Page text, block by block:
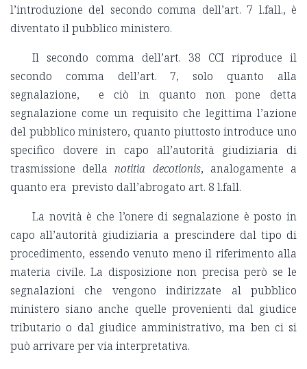
l’introduzione del secondo comma dell’art. 7 l.fall., è
diventato il pubblico ministero.
Il secondo comma dell’art. 38 CCI riproduce il
secondo comma dell’art. 7, solo quanto alla
segnalazione, e ciò in quanto non pone detta
segnalazione come un requisito che legittima l’azione
del pubblico ministero, quanto piuttosto introduce uno
specifico dovere in capo all’autorità giudiziaria di
trasmissione dellanotitia decotionis, analogamente a
quanto era previsto dall’abrogato art. 8 l.fall.
La novità è che l’onere di segnalazione è posto in
capo all’autorità giudiziaria a prescindere dal tipo di
procedimento, essendo venuto meno il riferimento alla
materia civile. La disposizione non precisa però se le
segnalazioni che vengono indirizzate al pubblico
ministero siano anche quelle provenienti dal giudice
tributario o dal giudice amministrativo, ma ben ci si
può arrivare per via interpretativa.